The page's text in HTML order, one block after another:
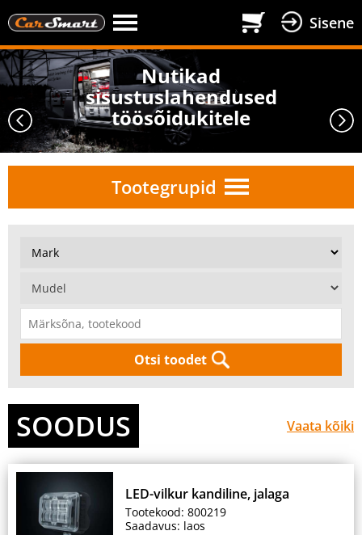
Sisene
Nutikad
sisustuslahendused
töösõidukitele
Tootegrupid
Otsi toodet
SOODUS Vaata kõiki
LED-vilkur kandiline, jalaga
Tootekood: 800219
Saadavus: laos